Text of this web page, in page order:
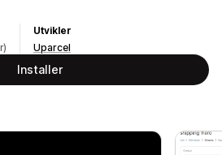
Utvikler
Uparcel
Installer